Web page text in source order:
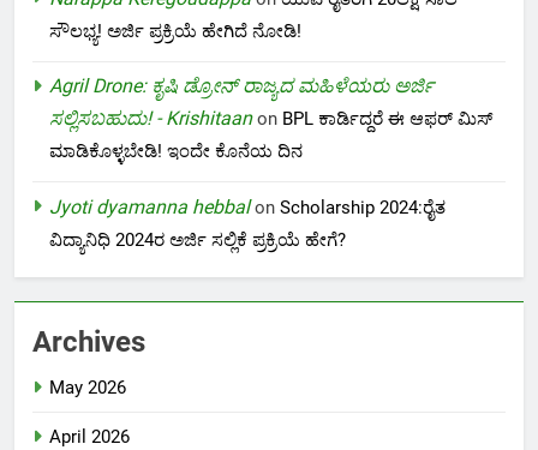
ಸೌಲಭ್ಯ! ಅರ್ಜಿ ಪ್ರಕ್ರಿಯೆ ಹೇಗಿದೆ ನೋಡಿ!
Agril Drone: ಕೃಷಿ ಡ್ರೋನ್ ರಾಜ್ಯದ ಮಹಿಳೆಯರು ಅರ್ಜಿ
ಸಲ್ಲಿಸಬಹುದು! - Krishitaanon BPL ಕಾರ್ಡಿದ್ದರೆ ಈ ಆಫರ್ ಮಿಸ್
ಮಾಡಿಕೊಳ್ಳಬೇಡಿ! ಇಂದೇ ಕೊನೆಯ ದಿನ
Jyoti dyamanna hebbalon Scholarship 2024:ರೈತ
ವಿದ್ಯಾನಿಧಿ 2024ರ ಅರ್ಜಿ ಸಲ್ಲಿಕೆ ಪ್ರಕ್ರಿಯೆ ಹೇಗೆ?
Archives
May 2026
April 2026